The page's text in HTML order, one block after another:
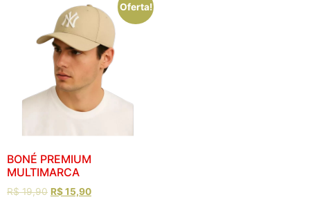
Oferta!
BONÉ PREMIUM
MULTIMARCA
R$19,90 R$15,90